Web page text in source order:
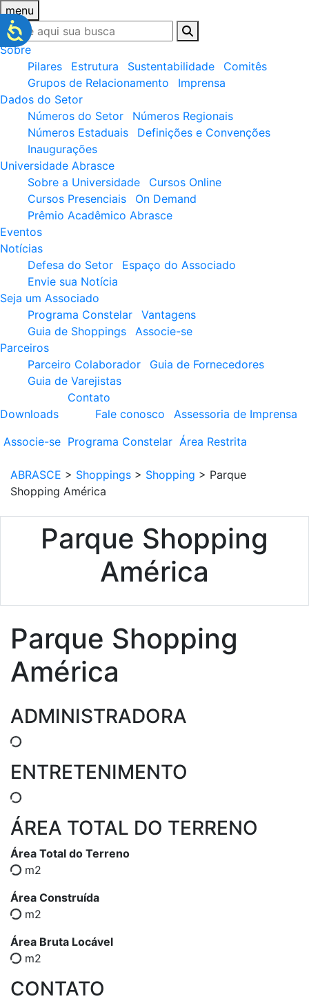
menu
Sobre
Pilares
Estrutura Sustentabilidade
Comitês
Grupos de Relacionamento
Imprensa
Dados do Setor
Números do Setor
Números Regionais
Números Estaduais
Definições e Convenções
Inaugurações
Universidade Abrasce
Sobre a Universidade
Cursos Online
Cursos Presenciais
On Demand
Prêmio Acadêmico Abrasce
Eventos
Notícias
Defesa do Setor
Espaço do Associado
Envie sua Notícia
Seja um Associado
Programa Constelar
Vantagens
Guia de Shoppings
Associe-se
Parceiros
Parceiro Colaborador
Guia de Fornecedores
Guia de Varejistas
Downloads
Contato
Fale conosco
Assessoria de Imprensa
Associe-se Programa Constelar Área Restrita
ABRASCE > Shoppings > Shopping > Parque
Shopping América
Parque Shopping
América
Parque Shopping
América
ADMINISTRADORA
ENTRETENIMENTO
ÁREA TOTAL DO TERRENO
Área Total do Terreno
m2
Área Construída
m2
Área Bruta Locável
m2
CONTATO